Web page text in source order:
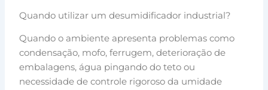
Quando utilizar um desumidificador industrial?
Quando o ambiente apresenta problemas como
condensação, mofo, ferrugem, deterioração de
embalagens, água pingando do teto ou
necessidade de controle rigoroso da umidade